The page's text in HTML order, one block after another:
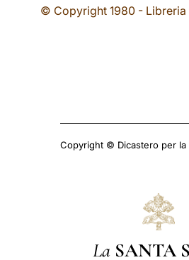
© Copyright 1980 - Libreria
Copyright © Dicastero per la
La SANTA